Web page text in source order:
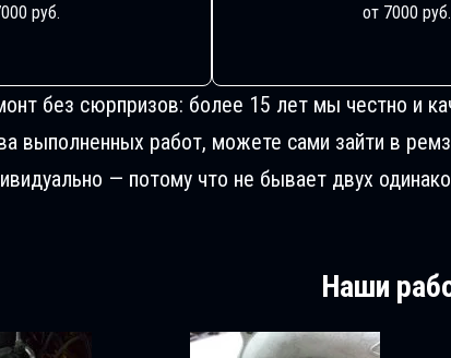
руб.
от 7000 руб.
без сюрпризов: более 15 лет мы честно и
выполненных работ, можете сами зайти в
— потому что не бывает двух
Наши